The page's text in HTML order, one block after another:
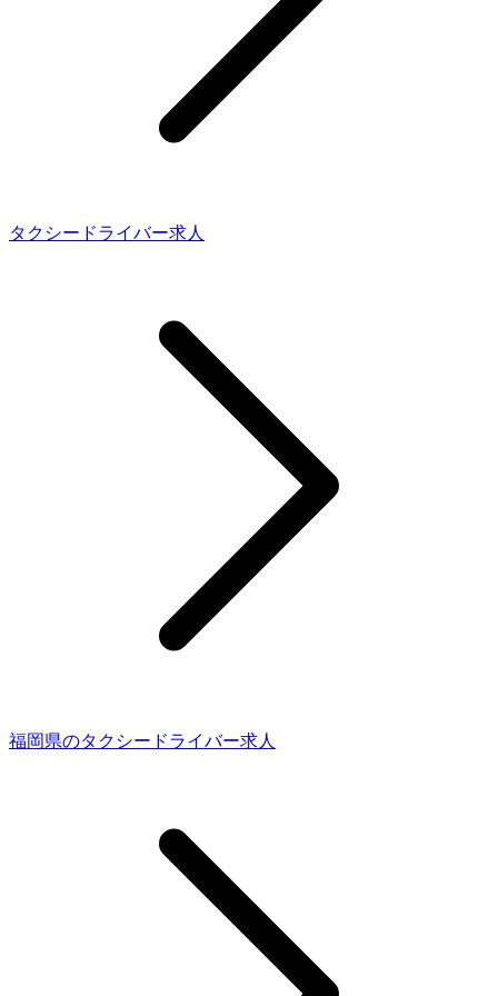
タクシードライバー求人
福岡県のタクシードライバー求人